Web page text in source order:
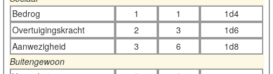
Bedrog
1 1
1d4
Overtuigingskracht
2 3
1d6
Aanwezigheid
3 6
1d8
Buitengewoon